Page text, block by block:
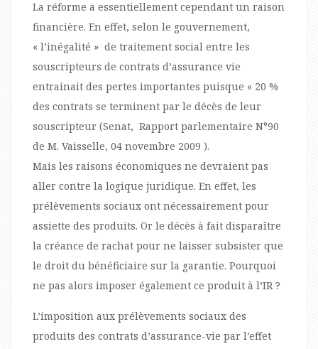
La réforme a essentiellement cependant un raison
financière. En effet, selon le gouvernement,
« l’inégalité » de traitement social entre les
souscripteurs de contrats d’assurance vie
entrainait des pertes importantes puisque « 20 %
des contrats se terminent par le décès de leur
souscripteur (Senat, Rapport parlementaire N°90
de M. Vaisselle, 04 novembre 2009 ).
Mais les raisons économiques ne devraient pas
aller contre la logique juridique. En effet, les
prélèvements sociaux ont nécessairement pour
assiette des produits. Or le décès à fait disparaître
la créance de rachat pour ne laisser subsister que
le droit du bénéficiaire sur la garantie. Pourquoi
ne pas alors imposer également ce produit à l’IR ?
L’imposition aux prélèvements sociaux des
produits des contrats d’assurance-vie par l’effet